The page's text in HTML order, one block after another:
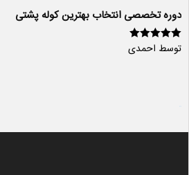
دوره تخصصی انتخاب بهترین کوله پشتی
امتیاز 5از 5
توسط احمدی